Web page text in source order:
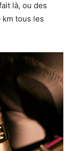
là, ou des
tous les